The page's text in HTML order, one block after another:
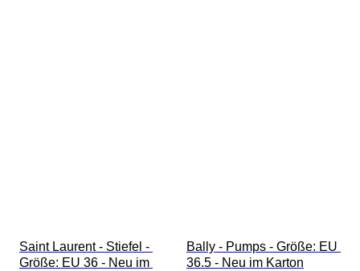
Saint Laurent - Stiefel -
Größe: EU 36 - Neu im
Bally - Pumps - Größe: EU
36.5 - Neu im Karton